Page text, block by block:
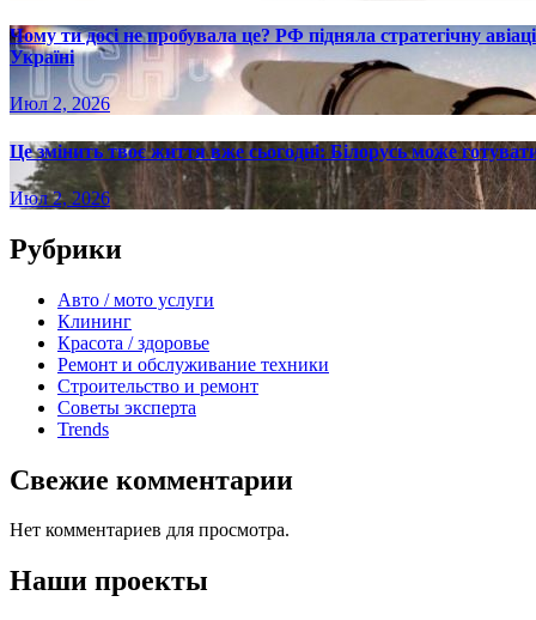
Чому ти досі не пробувала це? РФ підняла стратегічну
Україні
Июл 2, 2026
Це змінить твоє життя вже сьогодні: Білорусь може
Июл 2, 2026
Рубрики
Авто / мото услуги
Клининг
Красота / здоровье
Ремонт и обслуживание техники
Строительство и ремонт
Советы эксперта
Trends
Свежие комментарии
Нет комментариев для просмотра.
Наши проекты